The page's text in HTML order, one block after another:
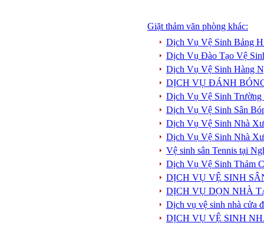
Giặt thảm văn phòng khác:
Dịch Vụ Vệ Sinh Bảng
Dịch Vụ Đào Tạo Vệ
Dịch Vụ Vệ Sinh Hàng
DỊCH VỤ ĐÁNH
Dịch Vụ Vệ Sinh
Dịch Vụ Vệ Sinh Sân
Dịch Vụ Vệ Sinh Nhà
Dịch Vụ Vệ Sinh Nhà
Vệ sinh sân Tennis tại
Dịch Vụ Vệ Sinh Thảm
DỊCH VỤ VỆ SINH
DỊCH VỤ DỌN NHÀ
Dịch vụ vệ sinh nhà cửa
DỊCH VỤ VỆ SINH